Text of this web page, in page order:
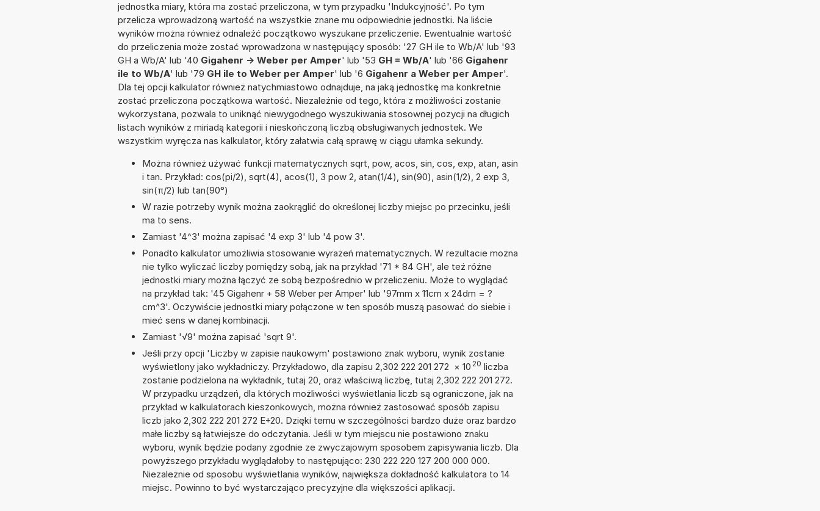
jednostka miary, która ma zostać przeliczona, w tym przypadku 'Indukcyjność'. Po tym
przelicza wprowadzoną wartość na wszystkie znane mu odpowiednie jednostki. Na liście
wyników można również odnaleźć początkowo wyszukane przeliczenie. Ewentualnie wartość
do przeliczenia może zostać wprowadzona w następujący sposób: '27 GH ile to Wb/A' lub '93
GH a Wb/A' lub '40 Gigahenr -> Weber per Amper' lub '53 GH = Wb/A' lub '66 Gigahenr
ile to Wb/A' lub '79 GH ile to Weber per Amper' lub '6 Gigahenr a Weber per Amper'.
Dla tej opcji kalkulator również natychmiastowo odnajduje, na jaką jednostkę ma konkretnie
zostać przeliczona początkowa wartość. Niezależnie od tego, która z możliwości zostanie
wykorzystana, pozwala to uniknąć niewygodnego wyszukiwania stosownej pozycji na długich
listach wyników z miriadą kategorii i nieskończoną liczbą obsługiwanych jednostek. We
wszystkim wyręcza nas kalkulator, który załatwia całą sprawę w ciągu ułamka sekundy.
Można również używać funkcji matematycznych sqrt, pow, acos, sin, cos, exp, atan, asin
i tan. Przykład: cos(pi/2), sqrt(4), acos(1), 3 pow 2, atan(1/4), sin(90), asin(1/2), 2 exp 3,
sin(π/2) lub tan(90°)
W razie potrzeby wynik można zaokrąglić do określonej liczby miejsc po przecinku, jeśli
ma to sens.
Zamiast '4^3' można zapisać '4 exp 3' lub '4 pow 3'.
Ponadto kalkulator umożliwia stosowanie wyrażeń matematycznych. W rezultacie można
nie tylko wyliczać liczby pomiędzy sobą, jak na przykład '71 * 84 GH', ale też różne
jednostki miary można łączyć ze sobą bezpośrednio w przeliczeniu. Może to wyglądać
na przykład tak: '45 Gigahenr + 58 Weber per Amper' lub '97mm x 11cm x 24dm = ?
cm^3'. Oczywiście jednostki miary połączone w ten sposób muszą pasować do siebie i
mieć sens w danej kombinacji.
Zamiast '√9' można zapisać 'sqrt 9'.
Jeśli przy opcji 'Liczby w zapisie naukowym' postawiono znak wyboru, wynik zostanie
wyświetlony jako wykładniczy. Przykładowo, dla zapisu 2,302 222 201 272 × 10 20 liczba
zostanie podzielona na wykładnik, tutaj 20, oraz właściwą liczbę, tutaj 2,302 222 201 272.
W przypadku urządzeń, dla których możliwości wyświetlania liczb są ograniczone, jak na
przykład w kalkulatorach kieszonkowych, można również zastosować sposób zapisu
liczb jako 2,302 222 201 272 E+20. Dzięki temu w szczególności bardzo duże oraz bardzo
małe liczby są łatwiejsze do odczytania. Jeśli w tym miejscu nie postawiono znaku
wyboru, wynik będzie podany zgodnie ze zwyczajowym sposobem zapisywania liczb. Dla
powyższego przykładu wyglądałoby to następująco: 230 222 220 127 200 000 000.
Niezależnie od sposobu wyświetlania wyników, największa dokładność kalkulatora to 14
miejsc. Powinno to być wystarczająco precyzyjne dla większości aplikacji.